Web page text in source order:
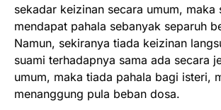
sekadar keizinan secara umum, maka
mendapat pahala sebanyak separuh
Namun, sekiranya tiada keizinan
suami terhadapnya sama ada secara
umum, maka tiada pahala bagi isteri,
menanggung pula beban dosa.